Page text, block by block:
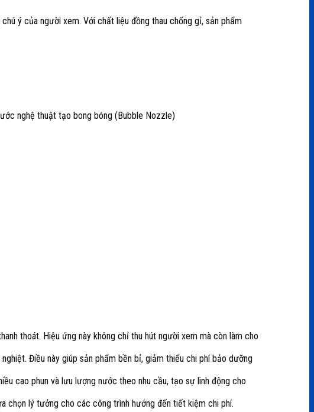
ý của người xem. Với chất liệu đồng thau chống gỉ, sản phẩm
nghệ thuật tạo bong bóng (Bubble Nozzle)
thoát. Hiệu ứng này không chỉ thu hút người xem mà còn làm cho
Điều này giúp sản phẩm bền bỉ, giảm thiểu chi phí bảo dưỡng
cao phun và lưu lượng nước theo nhu cầu, tạo sự linh động cho
chọn lý tưởng cho các công trình hướng đến tiết kiệm chi phí.